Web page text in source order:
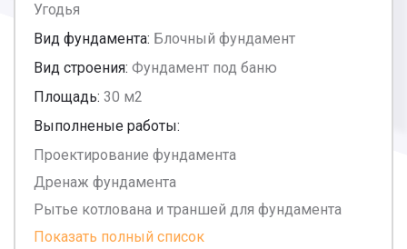
Угодья
Вид фундамента: Блочный фундамент
Вид строения: Фундамент под баню
Площадь: 30 м2
Выполненые работы:
Проектирование фундамента
Дренаж фундамента
Рытье котлована и траншей для фундамента
Показать полный список